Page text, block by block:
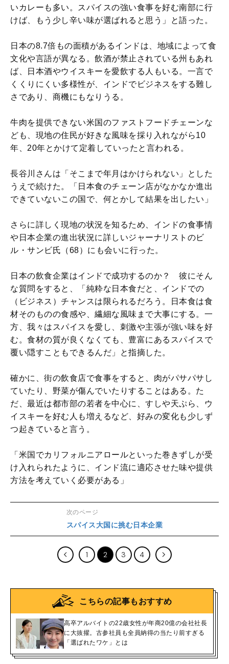
いカレーも多い。スパイスの強い食事を好む南部に行
けば、もう少し辛い味が選ばれると思う」と語った。
日本の8.7倍もの面積があるインドは、地域によって食
文化や言語が異なる。飲酒が禁止されている州もあれ
ば、日本酒やウイスキーを愛飲する人もいる。一言で
くくりにくい多様性が、インドでビジネスをする難し
さであり、商機にもなりうる。
牛肉を提供できない米国のファストフードチェーンな
ども、現地の住民が好きな風味を採り入れながら10
年、20年とかけて定着していったと言われる。
長谷川さんは「そこまで年月はかけられない」とした
うえで続けた。「日本食のチェーン店がなかなか進出
できていないこの国で、何とかして結果を出したい」
さらに詳しく現地の状況を知るため、インドの食事情
や日本企業の進出状況に詳しいジャーナリストのビ
ル・サンビ氏（68）にも会いに行った。
日本の飲食企業はインドで成功するのか？ 彼にそん
な質問をすると、「純粋な日本食だと、インドでの
（ビジネス）チャンスは限られるだろう。日本食は食
材そのものの食感や、繊細な風味まで大事にする。一
方、我々はスパイスを愛し、刺激や主張が強い味を好
む。食材の質が良くなくても、豊富にあるスパイスで
覆い隠すこともできるんだ」と指摘した。
確かに、街の飲食店で食事をすると、肉がパサパサし
ていたり、野菜が傷んでいたりすることはある。た
だ、最近は都市部の若者を中心に、すしや天ぷら、ウ
イスキーを好む人も増えるなど、好みの変化も少しず
つ起きていると言う。
「米国でカリフォルニアロールといった巻きずしが受
け入れられたように、インド流に適応させた味や提供
方法を考えていく必要がある」
次のページ
スパイス大国に挑む日本企業
1 2 3 4
こちらの記事もおすすめ
高卒アルバイトの22歳女性が年商20億の会社社長
に大抜擢。古参社員も全員納得の当たり前すぎる
「選ばれたワケ」とは